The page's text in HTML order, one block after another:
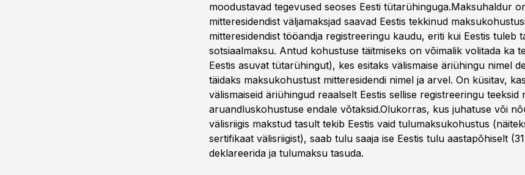
moodustavad tegevused seoses Eesti tütarühinguga.Maksuhaldur
mitteresidendist väljamaksjad saavad Eestis tekkinud
mitteresidendist tööandja registreeringu kaudu, eriti kui Eestis tuleb
sotsiaalmaksu. Antud kohustuse täitmiseks on võimalik volitada ka
Eestis asuvat tütarühingut), kes esitaks välismaise äriühingu nimel
täidaks maksukohustust mitteresidendi nimel ja arvel. On küsitav,
välismaiseid äriühingud reaalselt Eestis sellise registreeringu teeksid
aruandluskohustuse endale võtaksid.Olukorras, kus juhatuse või
välisriigis makstud tasult tekib Eestis vaid tulumaksukohustus
sertifikaat välisriigist), saab tulu saaja ise Eestis tulu aastapõhiselt
deklareerida ja tulumaksu tasuda.